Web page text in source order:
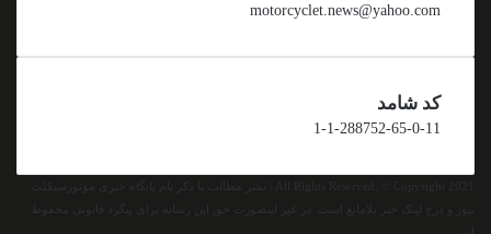
motorcyclet.news@yahoo.com
کد شامد
1-1-288752-65-0-11
All Rights Reserved, © Copyright 2021 | نشر مطالب با ذکر نام پایگاه خبری موتورسیکلت
نیوز و درج لینک خبر بلامانع است. در غیر اینصورت حق این رسانه برای پیگرد قانونی محفوظ